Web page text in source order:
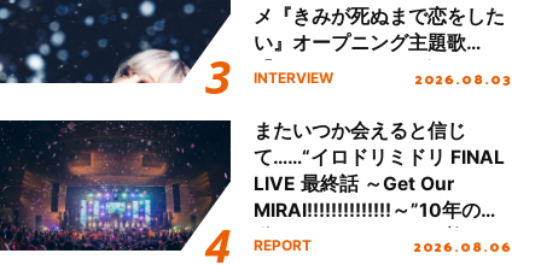
メ『きみが死ぬまで恋をした
い』オープニング主題歌
「Amore」インタビュー
INTERVIEW 2026.08.03
またいつか会えると信じ
て……“イロドリミドリ FINAL
LIVE 最終話 ～Get Our
MIRAI!!!!!!!!!!!!!!～”10年の活
動を経てファイナルを迎える
REPORT 2026.08.06